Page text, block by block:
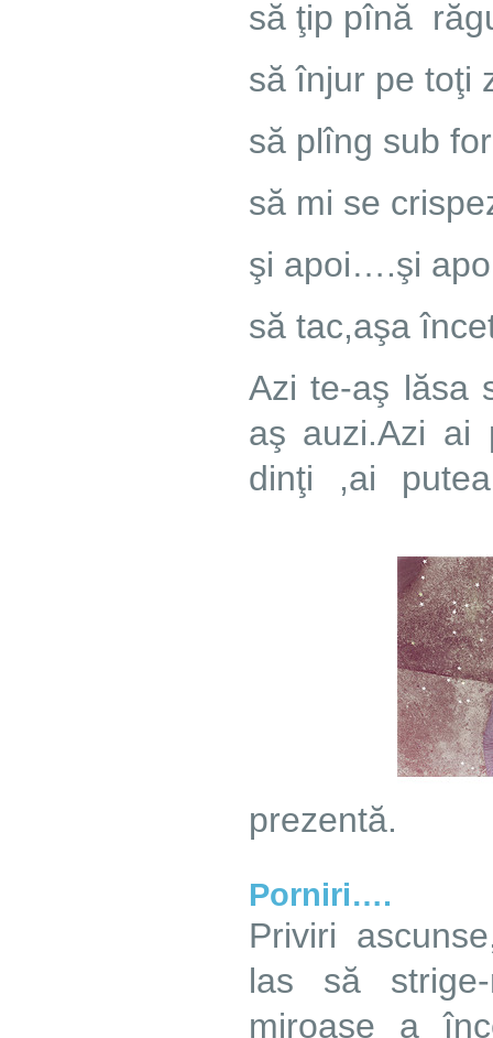
să ţip pînă
să înjur pe toţi
să plîng sub
să mi se
şi apoi….şi
să tac,aşa
Azi te-aş lăsa
aş auzi.Azi ai
dinţi ,ai
prezentă.
Porniri….
Priviri
las să
miroase a